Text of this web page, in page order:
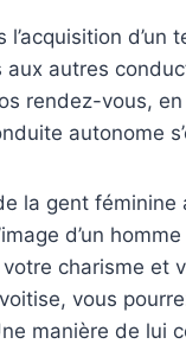
l’acquisition
autres
rendez-vous,
autonome
la gent féminine
d’un
votre charisme
vous
manière de lui